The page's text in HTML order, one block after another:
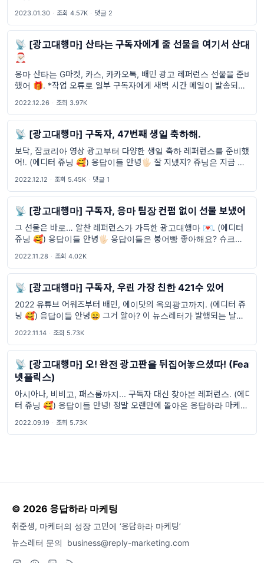
리스마스였는데 벌써 1월이 끝나가고
2023.01.30 · 조회 4.57K · 댓글 2
📡 [광고대행마] 산타는 구독자에게 줄 선물을 여기서 산대
🎅🏻
응마 산타는 G마켓, 카스, 카카오톡, 배민 광고 레퍼런스 선물을 준비
했어 🎁. *작업 오류로 일부 구독자에게 새벽 시간 메일이 발송되는
🥰) 응답이들 안녕🖐🏻 즐거운 연말 보내고 있어? 연말
2022.12.26 · 조회 3.97K
📡 [광고대행마] 구독자, 47번째 생일 축하해.
보닥, 잡코리아 영상 광고부터 다양한 생일 축하 레퍼런스를 준비했
어!. (에디터 쥬닝 🥰) 응답이들 안녕🖐🏻 잘 지냈지? 쥬닝은 지금 해외
나오더라고.(전 세계로 뻗어나가는 응답하라 마
2022.12.12 · 조회 5.45K · 댓글 1
📡 [광고대행마] 구독자, 응마 팀장 컨펌 없이 선물 보냈어
그 선물은 바로… 알찬 레퍼런스가 가득한 광고대행마 💌. (에디터
쥬닝 🥰) 응답이들 안녕🖐🏻 응답이들은 붕어빵 좋아해요? 슈크림 좋
가게들이 많이 보여서 하트시그널 좀
2022.11.28 · 조회 4.02K
📡 [광고대행마] 구독자, 우린 가장 친한 421수 있어
2022 유튜브 어워즈부터 배민, 에이닷의 옥외광고까지. (에디터 쥬
닝 🥰) 응답이들 안녕😄 그거 알아? 이 뉴스레터가 발행되는 날이 딱
갈게🤣 🤫 오늘의 스포일러 🤫 [
2022.11.14 · 조회 5.73K
📡 [광고대행마] 오! 완전 광고판을 뒤집어놓으셨따! (Feat.
넷플릭스)
아시아나, 비비고, 패스룸까지... 구독자 대신 찾아본 레퍼런스. (에디
터 쥬닝 🥰) 응답이들 안녕! 정말 오랜만에 돌아온 응답하라 마케팅
뉴스레터를 만들기 위한 에너지를 충전할
2022.09.19 · 조회 5.73K
© 2026 응답하라 마케팅
취준생, 마케터의 성장 고민에 ‘응답하라 마케팅’
뉴스레터 문의
business@reply-marketing.com